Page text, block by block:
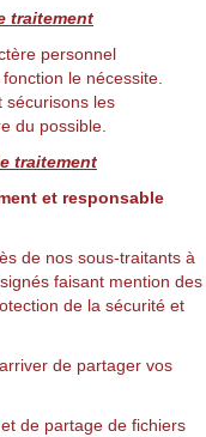
traitement
personnel
le nécessite.
sécurisons les
du possible.
traitement
et responsable
de nos sous-traitants à
faisant mention des
de la sécurité et
de partager vos
de partage de fichiers